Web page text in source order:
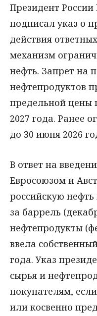
Президент
подписал указ о
действия
механизм
нефть. Запрет на
нефтепродуктов
предельной цены
2027 года. Ранее
до 30 июня 2026
В ответ на
Евросоюзом и
российскую
за баррель
нефтепродукты
ввела
года. Указ
сырья и
покупателям,
или косвенно